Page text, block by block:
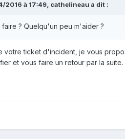
2016 à 17:49, cathelineau a dit :
? Quelqu'un peu m'aider ?
votre ticket d'incident, je vous
et vous faire un retour par la suite.